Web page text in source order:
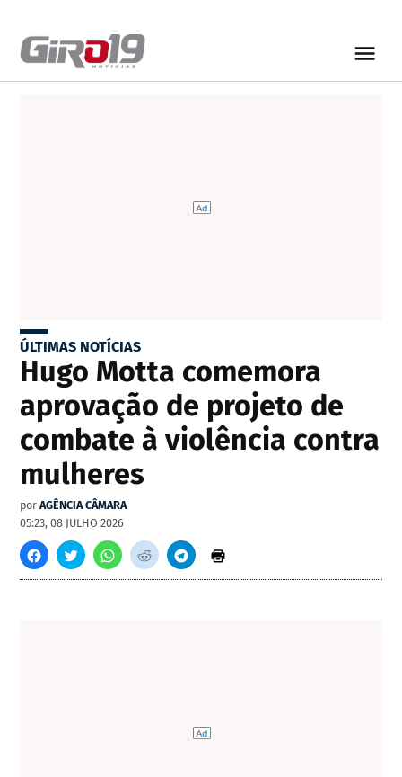
ÚLTIMAS NOTÍCIAS
Hugo Motta comemora
aprovação de projeto de
combate à violência contra
mulheres
por AGÊNCIA CÂMARA
05:23, 08 JULHO 2026